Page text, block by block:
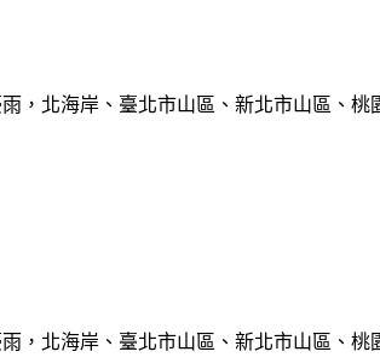
，北海岸、臺北市山區、新北市山區、桃
，北海岸、臺北市山區、新北市山區、桃